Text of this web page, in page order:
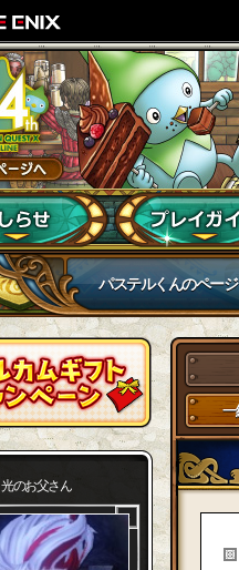
パステルくんのページ
光のお父さん
一